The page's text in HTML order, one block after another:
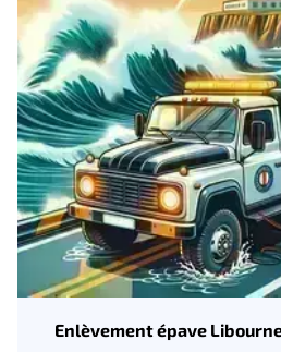
Enlèvement épave